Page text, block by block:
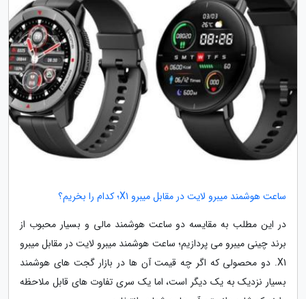
ساعت هوشمند میبرو لایت در مقابل میبرو X1؛ کدام را بخریم؟
در این مطلب به مقایسه دو ساعت هوشمند مالی و بسیار محبوب از
برند چینی میبرو می پردازیم؛ ساعت هوشمند میبرو لایت در مقابل میبرو
X1. دو محصولی که اگر چه قیمت آن ها در بازار گجت های هوشمند
بسیار نزدیک به یک دیگر است، اما یک سری تفاوت های قابل ملاحظه